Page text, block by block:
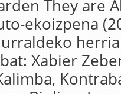
They are
ekoizpena
Xabier